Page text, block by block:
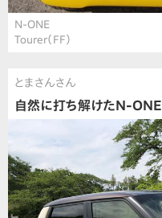
N-ONE
Tourer（FF）
とまさんさん
自然に打ち解けたN-ONE